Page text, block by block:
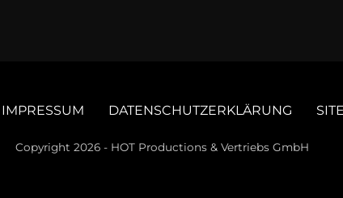
IMPRESSUM DATENSCHUTZERKLÄRUNG
Copyright 2026 - HOT Productions & Vertriebs GmbH